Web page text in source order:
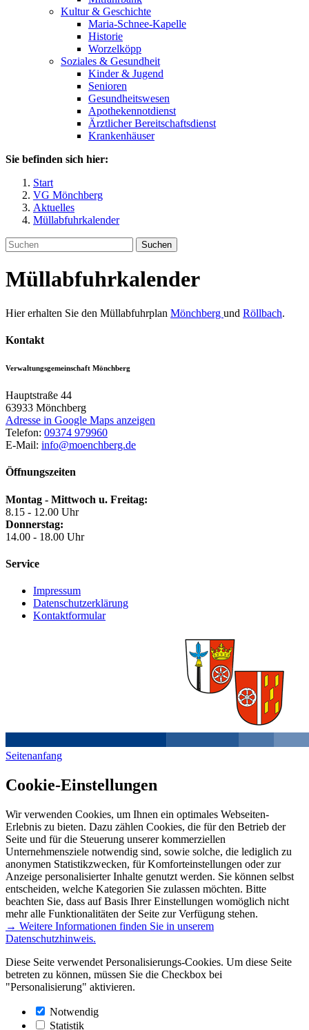
Kultur & Geschichte
Maria-Schnee-Kapelle
Historie
Worzelköpp
Soziales & Gesundheit
Kinder & Jugend
Senioren
Gesundheitswesen
Apothekennotdienst
Ärztlicher Bereitschaftsdienst
Krankenhäuser
Sie befinden sich hier:
Start
VG Mönchberg
Aktuelles
Müllabfuhrkalender
Suchen
Müllabfuhrkalender
Hier erhalten Sie den Müllabfuhrplan Mönchberg und Röllbach.
Kontakt
Verwaltungsgemeinschaft Mönchberg
Hauptstraße 44
63933 Mönchberg
Adresse in Google Maps anzeigen
Telefon: 09374 979960
E-Mail: info@moenchberg.de
Öffnungszeiten
Montag - Mittwoch u. Freitag:
8.15 - 12.00 Uhr
Donnerstag:
14.00 - 18.00 Uhr
Service
Impressum
Datenschutzerklärung
Kontaktformular
Seitenanfang
Cookie-Einstellungen
Wir verwenden Cookies, um Ihnen ein optimales Webseiten-
Erlebnis zu bieten. Dazu zählen Cookies, die für den Betrieb der
Seite und für die Steuerung unserer kommerziellen
Unternehmensziele notwendig sind, sowie solche, die lediglich zu
anonymen Statistikzwecken, für Komforteinstellungen oder zur
Anzeige personalisierter Inhalte genutzt werden. Sie können selbst
entscheiden, welche Kategorien Sie zulassen möchten. Bitte
beachten Sie, dass auf Basis Ihrer Einstellungen womöglich nicht
mehr alle Funktionalitäten der Seite zur Verfügung stehen.
→ Weitere Informationen finden Sie in unserem
Datenschutzhinweis.
Diese Seite verwendet Personalisierungs-Cookies. Um diese Seite
betreten zu können, müssen Sie die Checkbox bei
"Personalisierung" aktivieren.
Notwendig
Statistik